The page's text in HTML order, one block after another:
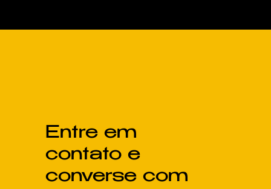
Entre em
contato e
converse com